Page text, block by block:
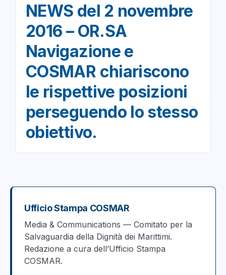
NEWS del 2 novembre
2016 – OR.SA
Navigazione e
COSMAR chiariscono
le rispettive posizioni
perseguendo lo stesso
obiettivo.
Ufficio Stampa COSMAR
Media & Communications — Comitato per la
Salvaguardia della Dignità dei Marittimi.
Redazione a cura dell’Ufficio Stampa
COSMAR.